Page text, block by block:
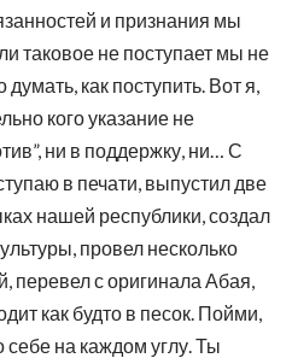
и признания мы
таковое не поступает мы не
думать, как поступить. Вот я,
кого указание не
ни в поддержку, ни… С
в печати, выпустил две
нашей республики, создал
провел несколько
перевел с оригинала Абая,
как будто в песок. Пойми,
себе на каждом углу. Ты